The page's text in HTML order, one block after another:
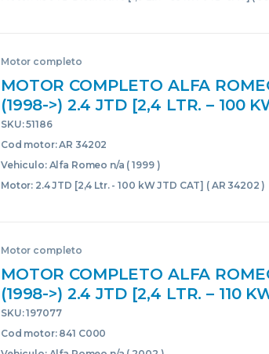
Motor completo
MOTOR COMPLETO ALFA
(1998->) 2.4 JTD [2,4 LTR. – 100
AR 34202 AR34202 AR34202
CORE USADO
SKU: 51186
Cod motor: AR 34202
Vehiculo: Alfa Romeo n/a ( 1999 )
Motor: 2.4 JTD [2,4 Ltr. - 100 kW JTD CAT] ( AR 34202 )
Motor completo
MOTOR COMPLETO ALFA
(1998->) 2.4 JTD [2,4 LTR. – 110
841 C000 841C000 841C000 AZUL
BLOQUE CORE USADO
SKU: 197077
Cod motor: 841 C000